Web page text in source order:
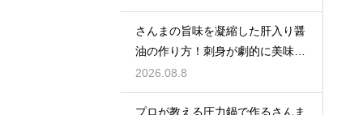
さんまの旨味を凝縮した肝入り醤
油の作り方！刺身が劇的に美味く
なる裏ワザ
2026.08.8
プロが教える圧力鍋で作るさんま